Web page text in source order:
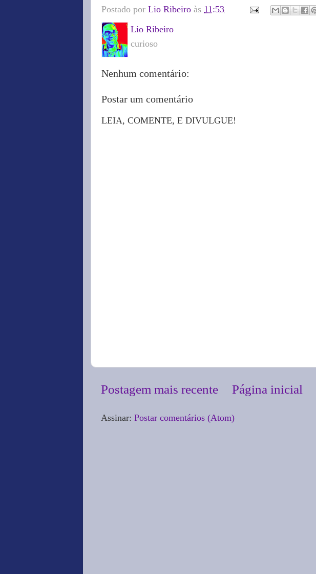
Postado por Lio Ribeiro às 11:53
Lio Ribeiro
curioso
Nenhum comentário:
Postar um comentário
LEIA, COMENTE, E DIVULGUE!
Postagem mais recente Página inicial
Assinar: Postar comentários (Atom)